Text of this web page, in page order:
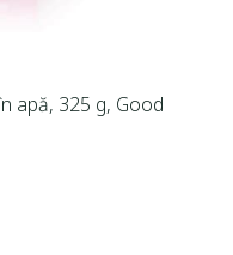
apă, 325 g, Good